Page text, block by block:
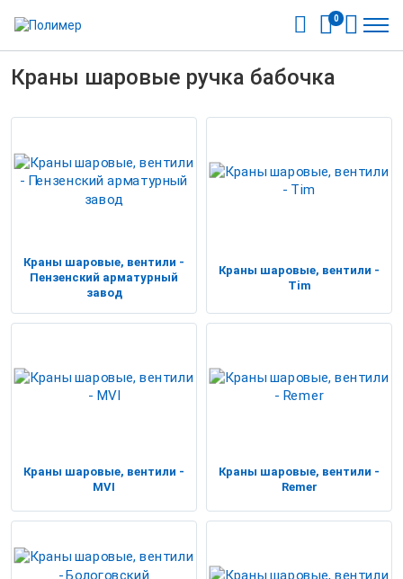
0
Краны шаровые ручка бабочка
Краны шаровые, вентили -
Пензенский арматурный
завод
Краны шаровые, вентили -
Tim
Краны шаровые, вентили -
MVI
Краны шаровые, вентили -
Remer